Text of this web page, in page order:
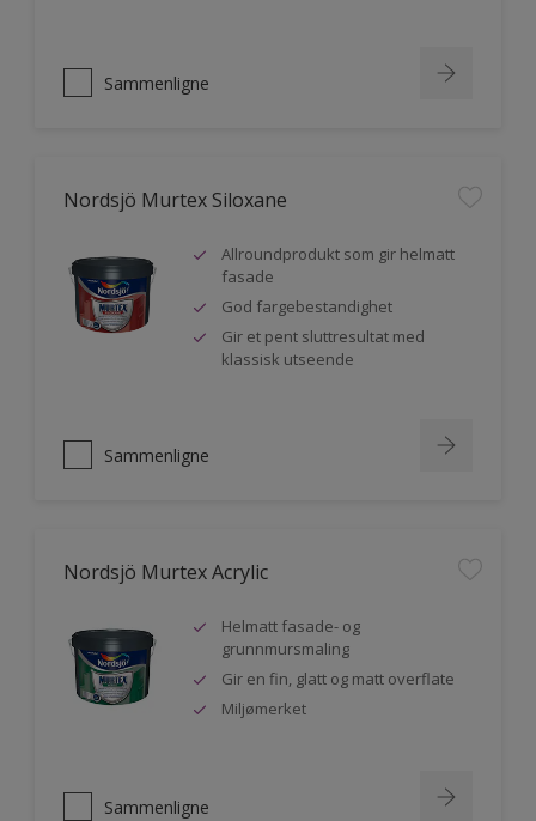
Sammenligne
Nordsjö Murtex Siloxane
Allroundprodukt som gir helmatt
fasade
God fargebestandighet
Gir et pent sluttresultat med
klassisk utseende
Sammenligne
Nordsjö Murtex Acrylic
Helmatt fasade- og
grunnmursmaling
Gir en fin, glatt og matt overflate
Miljømerket
Sammenligne